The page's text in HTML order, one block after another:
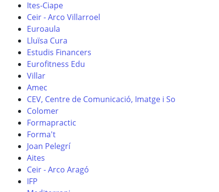
Ites-Ciape
Ceir - Arco Villarroel
Euroaula
Lluïsa Cura
Estudis Financers
Eurofitness Edu
Villar
Amec
CEV, Centre de Comunicació, Imatge i So
Colomer
Formapractic
Forma't
Joan Pelegrí
Aites
Ceir - Arco Aragó
IFP